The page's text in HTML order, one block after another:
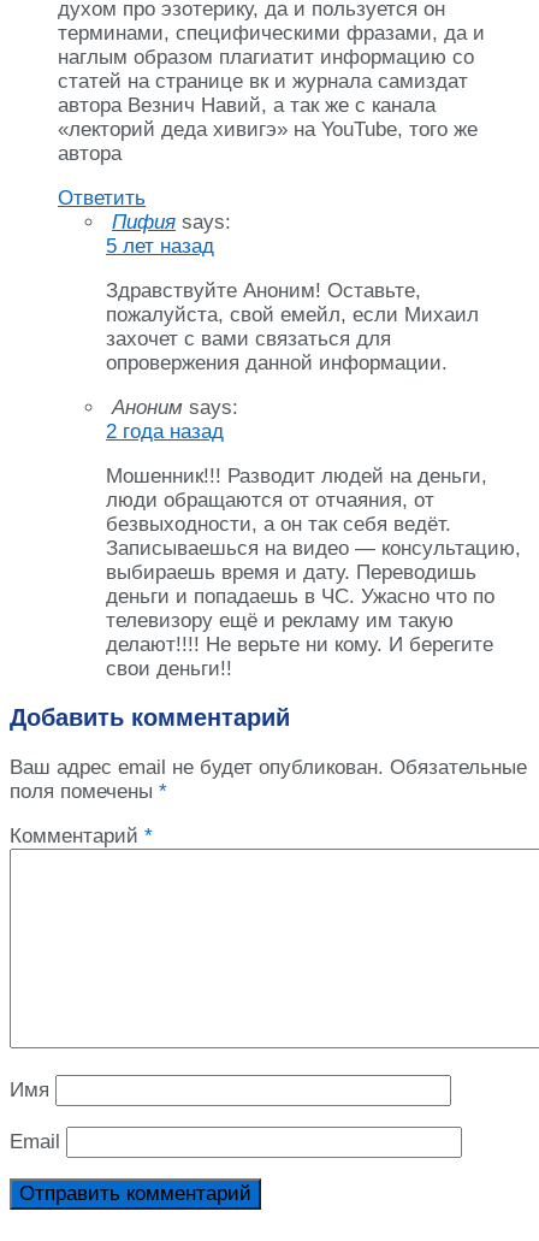
духом про эзотерику, да и пользуется он
терминами, специфическими фразами, да и
наглым образом плагиатит информацию со
статей на странице вк и журнала самиздат
автора Везнич Навий, а так же с канала
«лекторий деда хивигэ» на YouTube, того же
автора
Ответить
Пифия says:
5 лет назад
Здравствуйте Аноним! Оставьте,
пожалуйста, свой емейл, если Михаил
захочет с вами связаться для
опровержения данной информации.
Аноним says:
2 года назад
Мошенник!!! Разводит людей на деньги,
люди обращаются от отчаяния, от
безвыходности, а он так себя ведёт.
Записываешься на видео — консультацию,
выбираешь время и дату. Переводишь
деньги и попадаешь в ЧС. Ужасно что по
телевизору ещё и рекламу им такую
делают!!!! Не верьте ни кому. И берегите
свои деньги!!
Добавить комментарий
Ваш адрес email не будет опубликован. Обязательные
поля помечены *
Комментарий *
Имя
Email